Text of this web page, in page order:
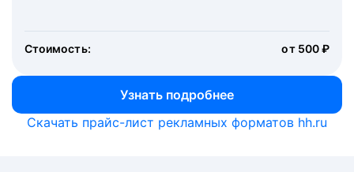
Стоимость: от 500 ₽
Узнать подробнее
Скачать прайс-лист рекламных форматов hh.ru